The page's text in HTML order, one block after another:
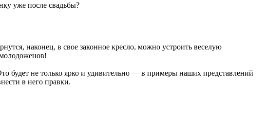
уже после свадьбы?
наконец, в свое законное кресло, можно устроить веселую
будет не только ярко и удивительно — в примеры наших представлений
в него правки.